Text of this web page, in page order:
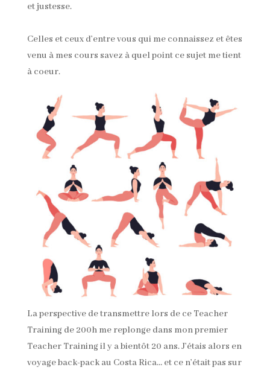
et justesse.
Celles et ceux d’entre vous qui me connaissez et êtes
venu à mes cours savez à quel point ce sujet me tient
à coeur.
La perspective de transmettre lors de ce Teacher
Training de 200h me replonge dans mon premier
Teacher Training il y a bientôt 20 ans. J’étais alors en
voyage back-pack au Costa Rica… et ce n’était pas sur